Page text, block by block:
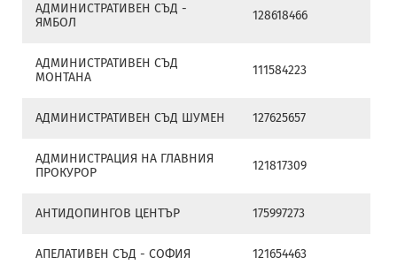
АДМИНИСТРАТИВЕН СЪД -
ЯМБОЛ
128618466
АДМИНИСТРАТИВЕН СЪД
МОНТАНА
111584223
АДМИНИСТРАТИВЕН СЪД ШУМЕН 127625657
АДМИНИСТРАЦИЯ НА ГЛАВНИЯ
ПРОКУРОР
121817309
АНТИДОПИНГОВ ЦЕНТЪР 175997273
АПЕЛАТИВЕН СЪД - СОФИЯ 121654463